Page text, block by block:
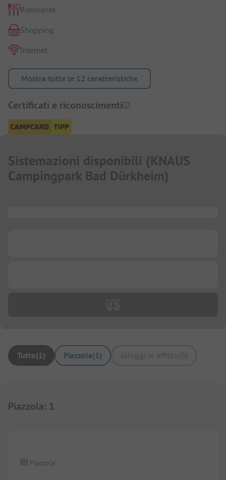
Ristorante
Shopping
Internet
Mostra tutte le 12 caratteristiche
Certificati e riconoscimenti
Sistemazioni disponibili (KNAUS
Campingpark Bad Dürkheim)
Tutto(1) Piazzola(1)
Piazzola: 1
Piazzola